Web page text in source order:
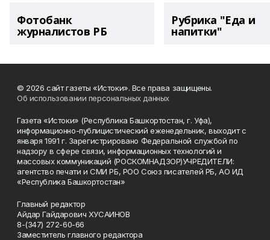
Фотобанк
журналистов РБ
Рубрика "Еда и
напитки"
© 2026 сайт газеты «Истоки». Все права защищены.
Об использовании персональных данных
Газета «Истоки» (Республика Башкортостан, г. Уфа),
информационно-публицистический еженедельник, выходит с
января 1991 г. Зарегистрировано Федеральной службой по
надзору в сфере связи, информационных технологий и
массовых коммуникаций (РОСКОМНАДЗОР)УЧРЕДИТЕЛИ:
агентство печати и СМИ РБ, РОО Союз писателей РБ, АО ИД
«Республика Башкортостан»
Главный редактор
Айдар Гайдарович ХУСАИНОВ
8-(347) 272-60-66
Заместитель главного редактора